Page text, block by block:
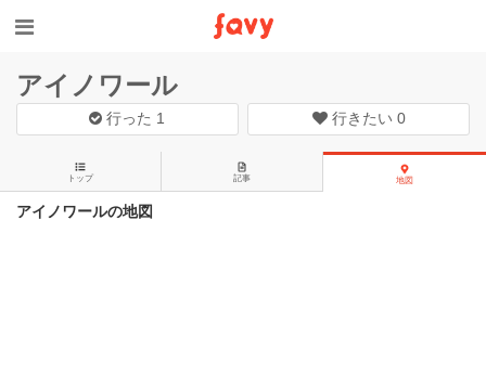
アイノワール
行った 1 行きたい 0
トップ 記事 地図
アイノワールの地図